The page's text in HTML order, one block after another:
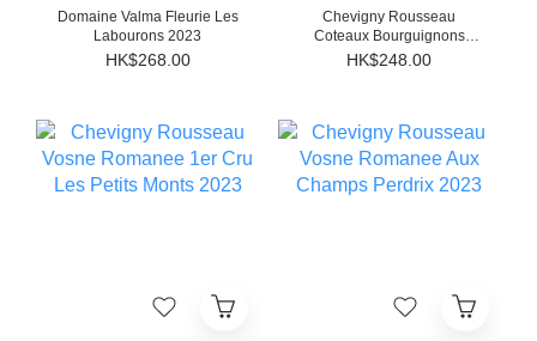
Domaine Valma Fleurie Les
Labourons 2023
HK$268.00
Chevigny Rousseau
Coteaux Bourguignons
2023
HK$248.00